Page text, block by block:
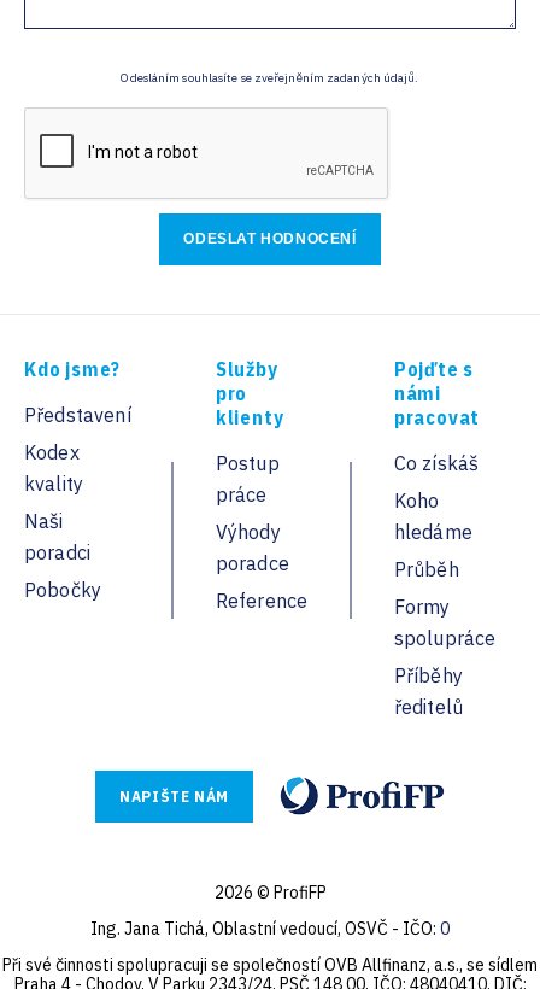
Odesláním souhlasíte se zveřejněním zadaných údajů.
Kdo jsme?
Představení
Kodex
kvality
Naši
poradci
Pobočky
Služby
pro
klienty
Postup
práce
Výhody
poradce
Reference
Pojďte s
námi
pracovat
Co získáš
Koho
hledáme
Průběh
Formy
spolupráce
Příběhy
ředitelů
NAPIŠTE NÁM
2026 © ProfiFP
Ing. Jana Tichá, Oblastní vedoucí, OSVČ - IČO: 0
Při své činnosti spolupracuji se společností OVB Allfinanz, a.s., se sídlem
Praha 4 - Chodov, V Parku 2343/24, PSČ 148 00, IČO: 48040410, DIČ: